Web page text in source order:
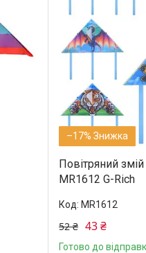
–17%
Повітряний
MR1612 G-Rich
MR1612
52 ₴ 43 ₴
Готово до